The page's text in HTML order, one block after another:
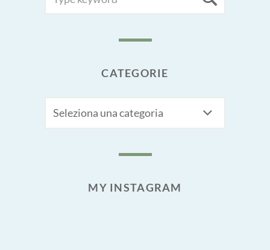
FOR:
CATEGORIE
MY INSTAGRAM